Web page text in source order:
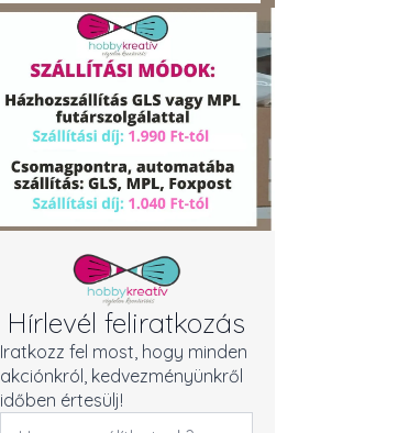
Hírlevél feliratkozás
Iratkozz fel most, hogy minden
akciónkról, kedvezményünkről
időben értesülj!
Név